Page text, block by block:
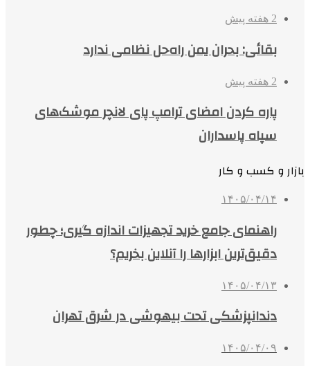
2 هفته پیش
بقائی: بحران یمن راه‌حل نظامی ندارد
2 هفته پیش
پاره کردن امضای ترامپ پای لانچر موشک‌های
سپاه پاسداران
بازار و کسب و کار
۱۴۰۵/۰۴/۱۴
راهنمای جامع خرید تجهیزات اندازه گیری؛ چطور
دقیق‌ترین ابزارها را آنلاین بخریم؟
۱۴۰۵/۰۴/۱۳
دندانپزشکی تحت بیهوشی در شرق تهران
۱۴۰۵/۰۴/۰۹